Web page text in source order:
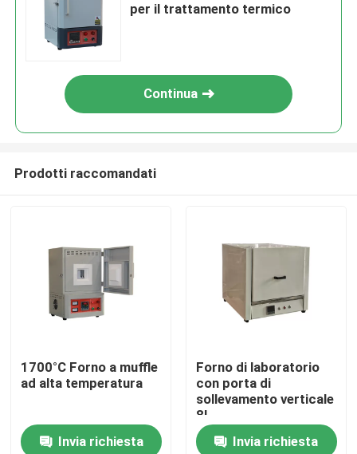
Prodotti
Video
per il trattamento termico
Continua
Prodotti raccomandati
1700°C Forno a muffle
ad alta temperatura
Invia richiesta
Forno di laboratorio
con porta di
sollevamento verticale
8L
Invia richiesta